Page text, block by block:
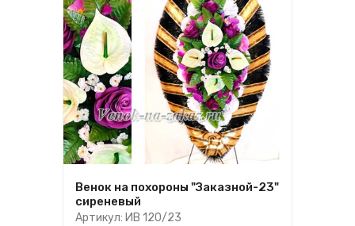
Венок на похороны "Заказной-23"
сиреневый
Артикул: ИВ 120/23